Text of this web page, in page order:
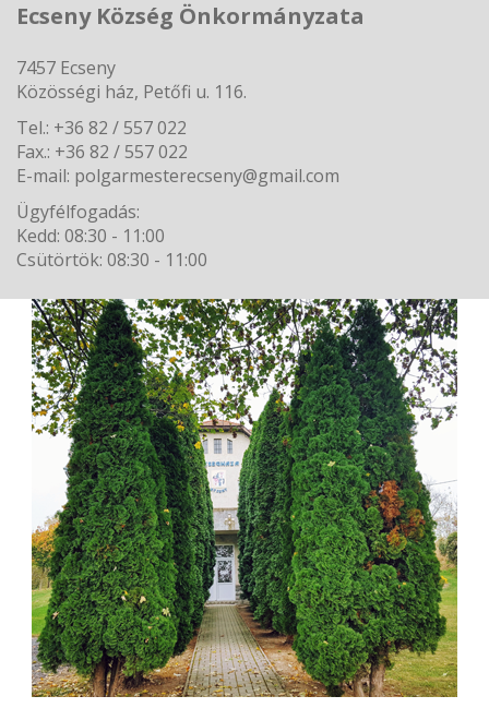
Ecseny Község Önkormányzata
7457 Ecseny
Közösségi ház, Petőfi u. 116.
Tel.: +36 82 / 557 022
Fax.: +36 82 / 557 022
E-mail: polgarmesterecseny@gmail.com
Ügyfélfogadás:
Kedd: 08:30 - 11:00
Csütörtök: 08:30 - 11:00